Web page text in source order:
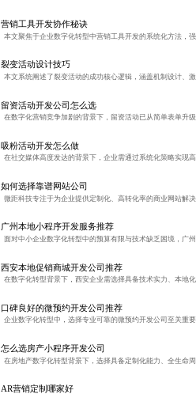
营销工具开发协作秘诀
裂变活动设计技巧
留资活动开发公司怎么选
吸粉活动开发怎么做
如何选择靠谱网站公司
广州本地小程序开发服务推荐
西安本地促销商城开发公司推荐
口碑良好的微预约开发公司推荐
怎么选房产小程序开发公司
AR营销定制哪家好